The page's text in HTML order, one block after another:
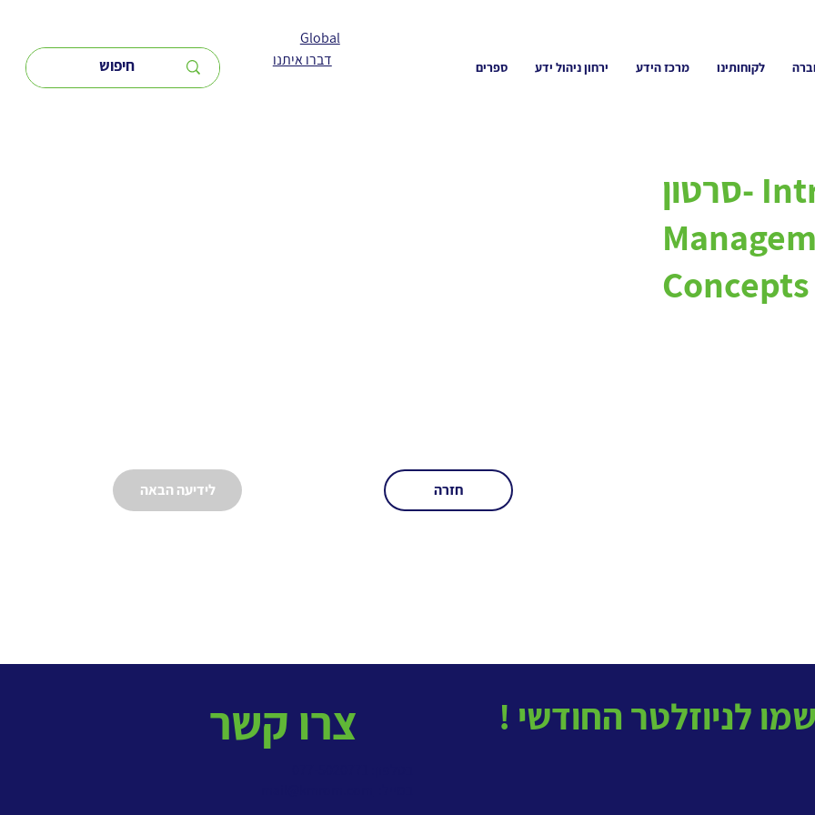
Global
לקוחותינו מרכז הידע ירחון ניהול ידע ספרים דברו איתנו
סרטון- Intro to Knowledge
Concepts
חזרה לידיעה הבאה
צרו קשר